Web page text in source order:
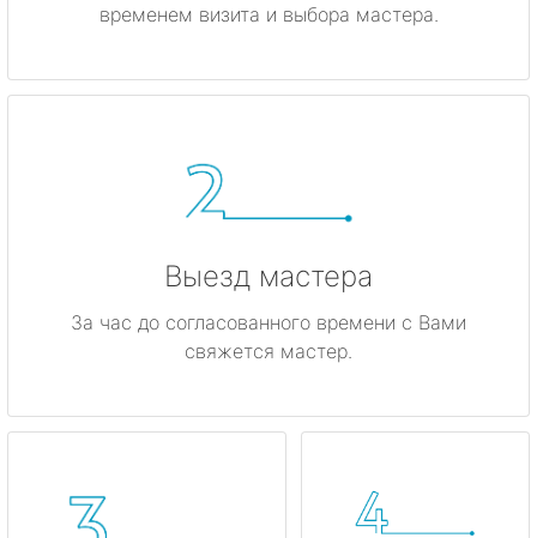
временем визита и выбора мастера.
Выезд мастера
За час до согласованного времени с Вами
свяжется мастер.